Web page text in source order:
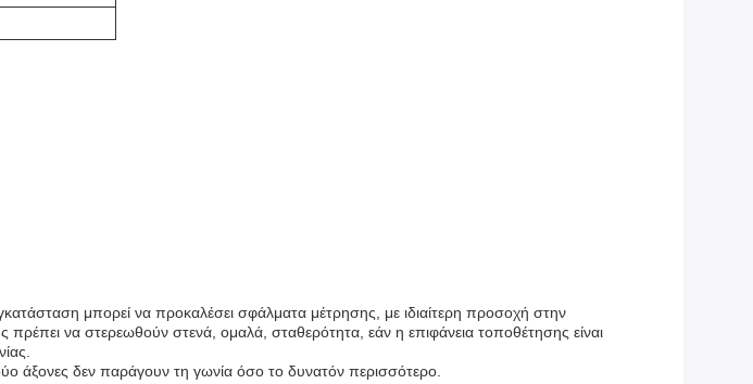
μπορεί να προκαλέσει σφάλματα μέτρησης, με ιδιαίτερη προσοχή στην
να στερεωθούν στενά, ομαλά, σταθερότητα, εάν η επιφάνεια τοποθέτησης είναι
άξονες δεν παράγουν τη γωνία όσο το δυνατόν περισσότερο.